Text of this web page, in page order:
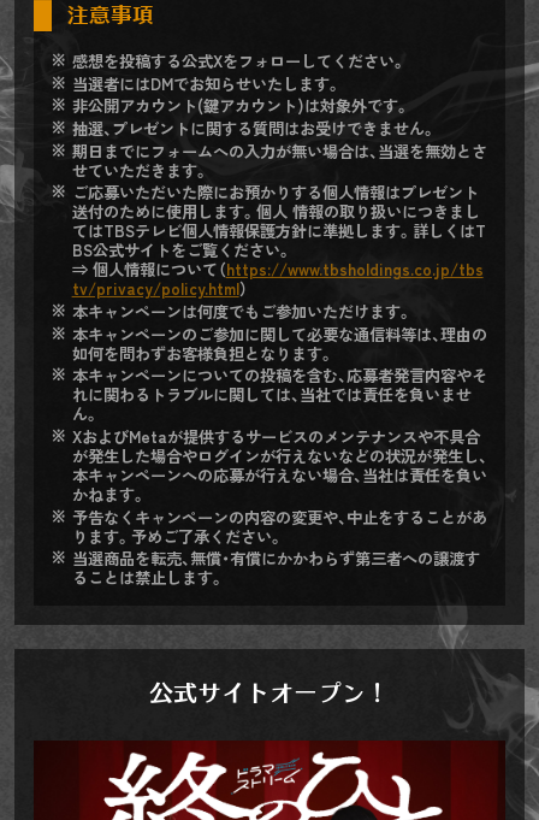
注意事項
感想を投稿する公式Xをフォローしてください。
当選者にはDMでお知らせいたします。
非公開アカウント(鍵アカウント)は対象外です。
抽選、プレゼントに関する質問はお受けできません。
期日までにフォームへの入力が無い場合は、当選を無効とさ
せていただきます。
ご応募いただいた際にお預かりする個人情報はプレゼント
送付のために使用します。個人 情報の取り扱いにつきまし
てはTBSテレビ個人情報保護方針に準拠します。詳しくはT
BS公式サイトをご覧ください。
⇒ 個人情報について（https://www.tbsholdings.co.jp/tbs
tv/privacy/policy.html）
本キャンペーンは何度でもご参加いただけます。
本キャンペーンのご参加に関して必要な通信料等は、理由の
如何を問わずお客様負担となります。
本キャンペーンについての投稿を含む、応募者発言内容やそ
れに関わるトラブルに関しては、当社では責任を負いませ
ん。
XおよびMetaが提供するサービスのメンテナンスや不具合
が発生した場合やログインが行えないなどの状況が発生し、
本キャンペーンへの応募が行えない場合、当社は責任を負い
かねます。
予告なくキャンペーンの内容の変更や、中止をすることがあ
ります。予めご了承ください。
当選商品を転売、無償・有償にかかわらず第三者への譲渡す
ることは禁止します。
公式サイト オープン！